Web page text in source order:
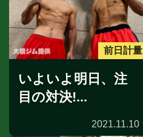
前日計量
いよいよ明日、注
目の対決!...
2021.11.10